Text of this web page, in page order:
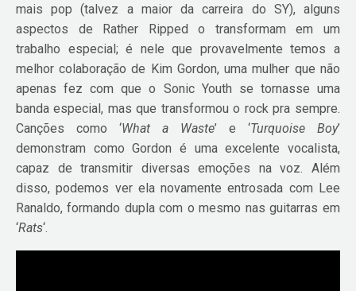
mais pop (talvez a maior da carreira do SY), alguns
aspectos de Rather Ripped o transformam em um
trabalho especial; é nele que provavelmente temos a
melhor colaboração de Kim Gordon, uma mulher que não
apenas fez com que o Sonic Youth se tornasse uma
banda especial, mas que transformou o rock pra sempre.
Canções como ‘What a Waste’ e ‘Turquoise Boy’
demonstram como Gordon é uma excelente vocalista,
capaz de transmitir diversas emoções na voz. Além
disso, podemos ver ela novamente entrosada com Lee
Ranaldo, formando dupla com o mesmo nas guitarras em
‘Rats‘.